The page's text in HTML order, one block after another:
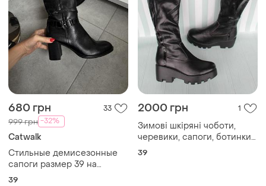
680 грн 33
999 грн -32%
Catwalk
Стильные демисезонные
сапоги размер 39 на
каблуке catwalk ботинки
39
2000 грн 1
Зимові шкіряні чоботи,
черевики, сапоги, ботинки
39 розміру
39